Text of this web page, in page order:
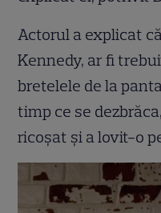
Actorul a explicat
Kennedy, ar fi
bretelele de la
timp ce se
ricoșat și a lovit-o